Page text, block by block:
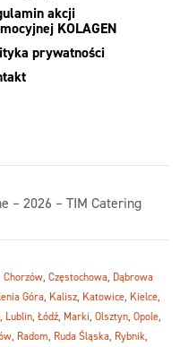
akcji
KOLAGEN
prywatności
– 2026 – TIM Catering
Chorzów, Częstochowa, Dąbrowa
Góra, Kalisz, Katowice, Kielce,
, Lublin, Łódź, Marki, Olsztyn, Opole,
, Radom, Ruda Śląska, Rybnik,